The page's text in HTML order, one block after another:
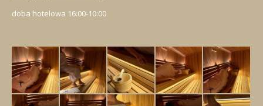
doba hotelowa 16:00-10:00